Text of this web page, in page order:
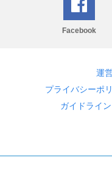
Facebook
運
プライバシーポ
ガイドライン